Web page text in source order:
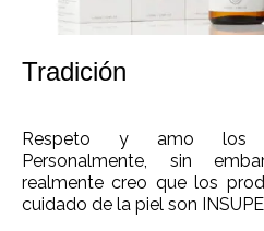
Tradición
Respeto y amo los
Personalmente, sin
realmente creo que los
cuidado de la piel son